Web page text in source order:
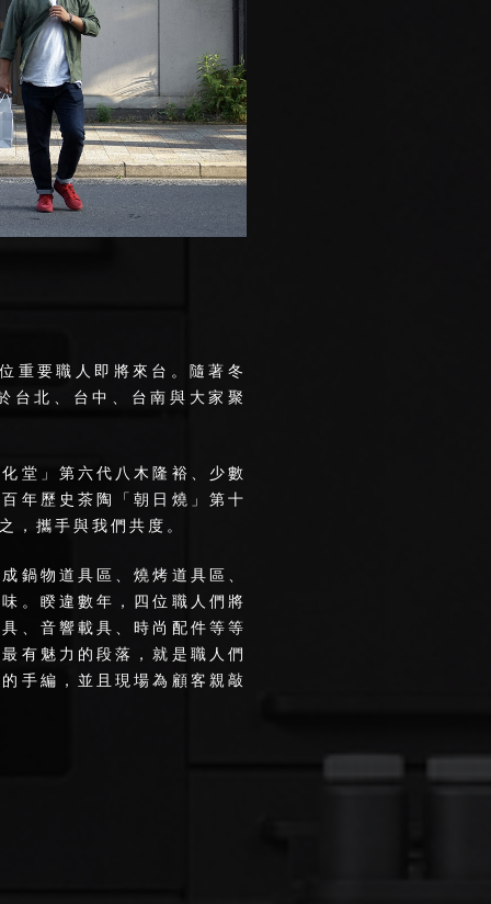
重要職人即將來台。隨著冬
台北、台中、台南與大家聚
堂」第六代八木隆裕、少數
年歷史茶陶「朝日燒」第十
，攜手與我們共度。
鍋物道具區、燒烤道具區、
。睽違數年，四位職人們將
、音響載具、時尚配件等等
有魅力的段落，就是職人們
手編，並且現場為顧客親敲